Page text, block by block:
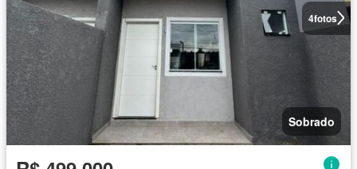
4fotos
Sobrado